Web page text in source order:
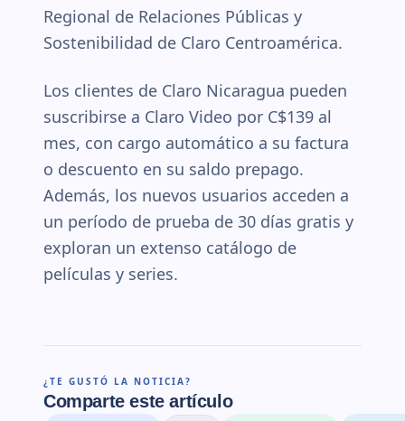
Regional de Relaciones Públicas y
Sostenibilidad de Claro Centroamérica.
Los clientes de Claro Nicaragua pueden
suscribirse a Claro Video por C$139 al
mes, con cargo automático a su factura
o descuento en su saldo prepago.
Además, los nuevos usuarios acceden a
un período de prueba de 30 días gratis y
exploran un extenso catálogo de
películas y series.
¿TE GUSTÓ LA NOTICIA?
Comparte este artículo